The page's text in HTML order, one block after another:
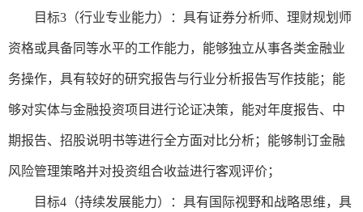
目标3（行业专业能力）：具有证券分析师、理财规划师
资格或具备同等水平的工作能力，能够独立从事各类金融业
务操作，具有较好的研究报告与行业分析报告写作技能；能
够对实体与金融投资项目进行论证决策，能对年度报告、中
期报告、招股说明书等进行全方面对比分析；能够制订金融
风险管理策略并对投资组合收益进行客观评价；
目标4（持续发展能力）：具有国际视野和战略思维，具